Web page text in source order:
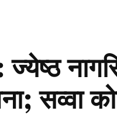
ज्येष्ठ
सव्वा